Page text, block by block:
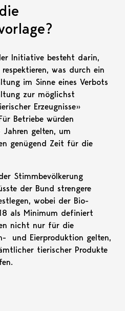
Initiative besteht darin,
was durch ein
im Sinne eines Verbots
zur möglichst
Erzeugnisse»
Betriebe würden
gelten, um
genügend Zeit für die
Stimmbevölkerung
der Bund strengere
wobei der Bio-
als Minimum definiert
nicht nur für die
und Eierproduktion gelten,
tierischer Produkte